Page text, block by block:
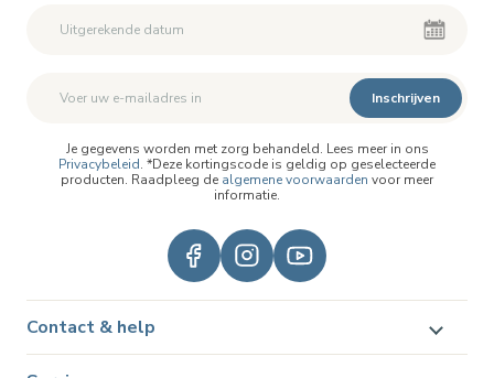
Inschrijven
Je gegevens worden met zorg behandeld. Lees meer in ons
Privacybeleid. *Deze kortingscode is geldig op geselecteerde
producten. Raadpleeg de algemene voorwaarden voor meer
informatie.
Contact & help